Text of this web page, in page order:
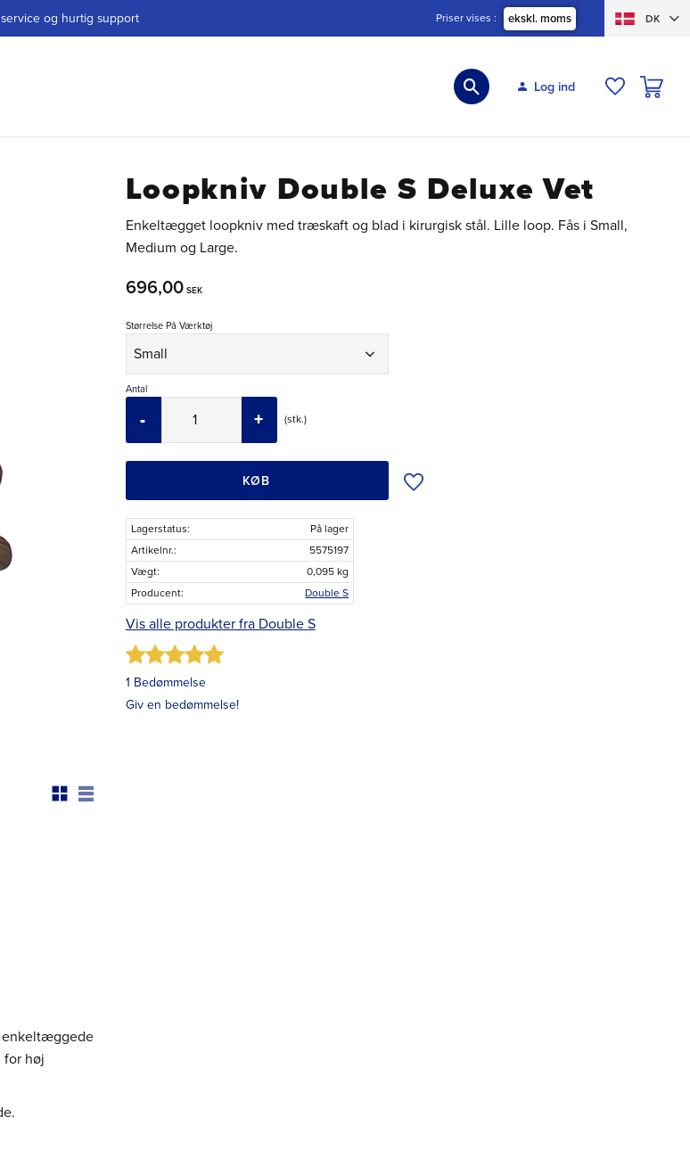
og hurtig support Priser vises ekskl. moms DK
Log ind
Loopkniv Double S Deluxe Vet
Enkeltægget loopkniv med træskaft og blad i kirurgisk stål. Lille loop. Fås i Small,
Medium og Large.
696,00SEK
Størrelse På Værktøj
Antal
stk.
+
-
KØB Tilføj til ønskeliste
Lagerstatus
På lager
Artikelnr.
5575197
Vægt
0,095 kg
Producent
Double S
Vis alle produkter fra Double S
1 Bedømmelse
Giv en bedømmelse!
enkeltæggede
for høj